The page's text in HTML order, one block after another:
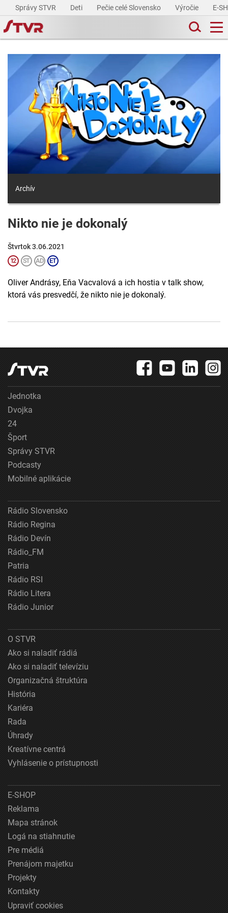
Správy STVR Deti Pečie celé Slovensko Výročie E-
Archív
Nikto nie je dokonalý
Štvrtok 3.06.2021
Oliver Andrásy, Eňa Vacvalová a ich hostia v talk show,
ktorá vás presvedčí, že nikto nie je dokonalý.
Jednotka
Dvojka
24
Šport
Správy STVR
Podcasty
Mobilné aplikácie
Rádio Slovensko
Rádio Regina
Rádio Devín
Rádio_FM
Patria
Rádio RSI
Rádio Litera
Rádio Junior
O STVR
Ako si naladiť rádiá
Ako si naladiť televíziu
Organizačná štruktúra
História
Kariéra
Rada
Úhrady
Kreatívne centrá
Vyhlásenie o prístupnosti
E-SHOP
Reklama
Mapa stránok
Logá na stiahnutie
Pre médiá
Prenájom majetku
Projekty
Kontakty
Upraviť cookies